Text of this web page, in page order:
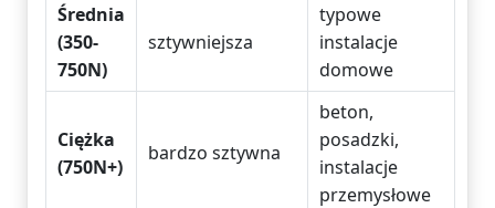
Średnia
(350-
750N)
sztywniejsza
typowe
instalacje
domowe
Ciężka
(750N+)
bardzo sztywna
beton,
posadzki,
instalacje
przemysłowe